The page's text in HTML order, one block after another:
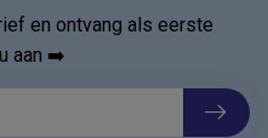
en ontvang als eerste
aan ➡️